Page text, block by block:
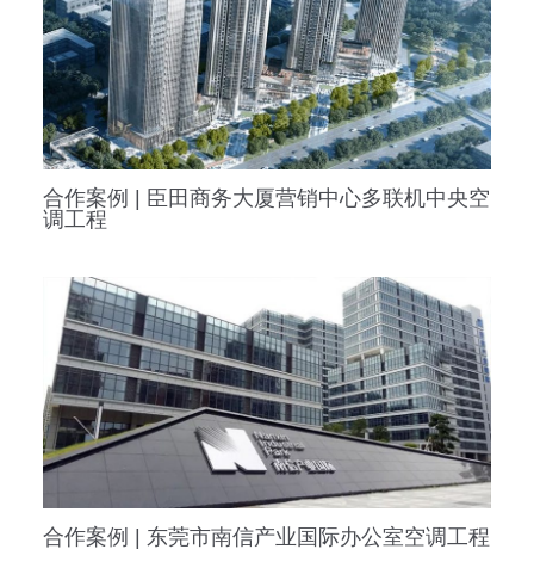
合作案例 | 臣田商务大厦营销中心多联机中央空
调工程
合作案例 | 东莞市南信产业国际办公室空调工程